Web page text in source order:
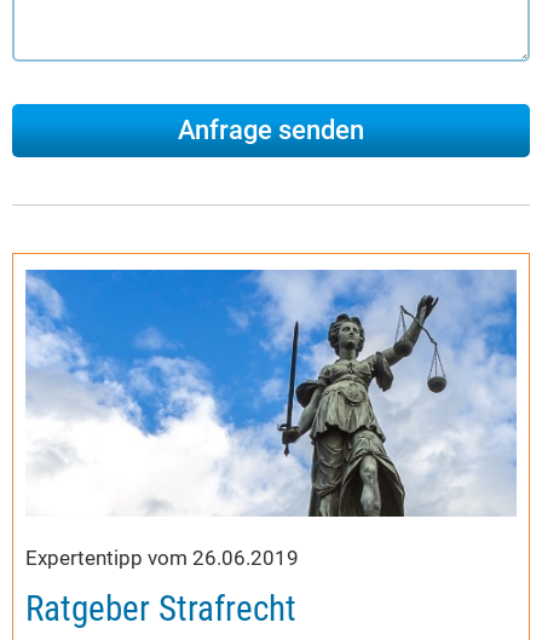
Expertentipp vom 26.06.2019
Ratgeber Strafrecht